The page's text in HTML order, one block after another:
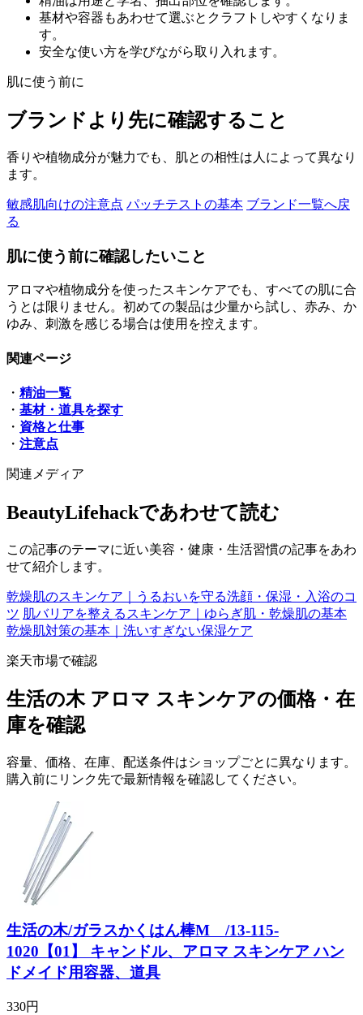
基材や容器もあわせて選ぶとクラフトしやすくなりま
す。
安全な使い方を学びながら取り入れます。
肌に使う前に
ブランドより先に確認すること
香りや植物成分が魅力でも、肌との相性は人によって異なり
ます。
敏感肌向けの注意点 パッチテストの基本 ブランド一覧へ戻
る
肌に使う前に確認したいこと
アロマや植物成分を使ったスキンケアでも、すべての肌に合
うとは限りません。初めての製品は少量から試し、赤み、か
ゆみ、刺激を感じる場合は使用を控えます。
関連ページ
・ 精油一覧
・ 基材・道具を探す
・ 資格と仕事
・ 注意点
関連メディア
BeautyLifehackであわせて読む
この記事のテーマに近い美容・健康・生活習慣の記事をあわ
せて紹介します。
乾燥肌のスキンケア｜うるおいを守る洗顔・保湿・入浴のコ
ツ 肌バリアを整えるスキンケア｜ゆらぎ肌・乾燥肌の基本
乾燥肌対策の基本｜洗いすぎない保湿ケア
楽天市場で確認
生活の木 アロマ スキンケアの価格・在
庫を確認
容量、価格、在庫、配送条件はショップごとに異なります。
購入前にリンク先で最新情報を確認してください。
生活の木/ガラスかくはん棒M /13-115-
1020【01】 キャンドル、アロマ スキンケア ハン
ドメイド用容器、道具
330円